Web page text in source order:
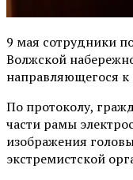
9 мая сотрудники
Волжской
направляющегося к
По протоколу,
части рамы
изображения
экстремистской